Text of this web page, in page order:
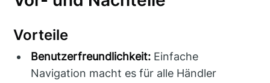
Vorteile
Benutzerfreundlichkeit: Einfache
Navigation macht es für alle Händler